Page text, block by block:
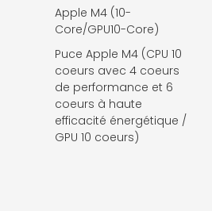
Apple M4 (10-
Core/GPU10-Core)
Puce Apple M4 (CPU 10
coeurs avec 4 coeurs
de performance et 6
coeurs à haute
efficacité énergétique /
GPU 10 coeurs)